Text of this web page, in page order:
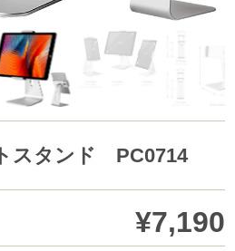
スタンド PC0714
¥7,190